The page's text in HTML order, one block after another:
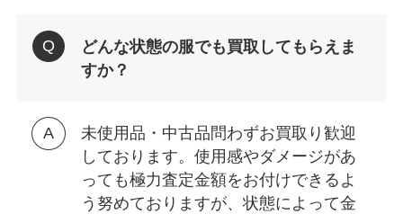
どんな状態の服でも買取してもらえま
すか？
未使用品・中古品問わずお買取り歓迎
しております。使用感やダメージがあ
っても極力査定金額をお付けできるよ
う努めておりますが、状態によって金